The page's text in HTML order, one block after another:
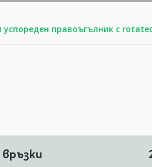
успореден правоъгълник с